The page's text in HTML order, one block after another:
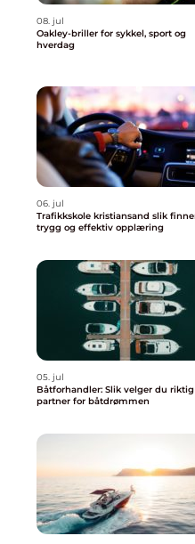
08. jul
Oakley-briller for sykkel, sport og
hverdag
06. jul
Trafikkskole kristiansand slik finner du
trygg og effektiv opplæring
05. jul
Båtforhandler: Slik velger du riktig
partner for båtdrømmen